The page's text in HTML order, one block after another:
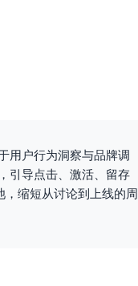
用户行为洞察与品牌调
引导点击、激活、留存
缩短从讨论到上线的周